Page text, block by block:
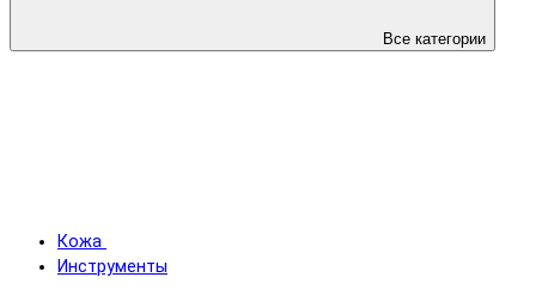
Все категории
Кожа
Инструменты